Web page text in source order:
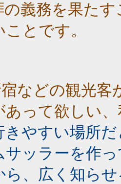
の義務を果た
とです。
などの観光
あって欲しい
きやすい場所
サッラーを作
ら、広く知ら